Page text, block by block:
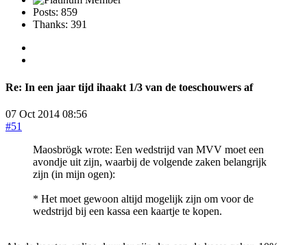
Posts: 859
Thanks: 391
Re: In een jaar tijd ihaakt 1/3 van de toeschouwers af
07 Oct 2014 08:56
#51
Maosbrögk wrote: Een wedstrijd van MVV moet een
avondje uit zijn, waarbij de volgende zaken belangrijk
zijn (in mijn ogen):
* Het moet gewoon altijd mogelijk zijn om voor de
wedstrijd bij een kassa een kaartje te kopen.